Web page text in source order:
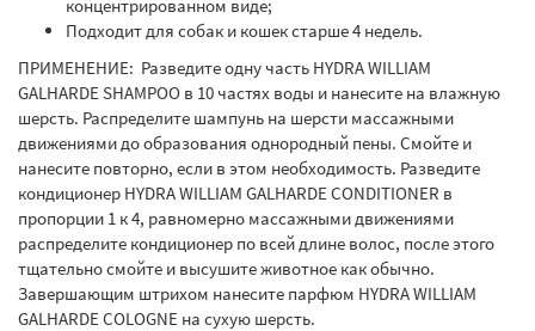
концентрированном виде;
Подходит для собак и кошек старше 4 недель.
ПРИМЕНЕНИЕ: Разведите одну часть HYDRA WILLIAM
GALHARDE SHAMPOO в 10 частях воды и нанесите на влажную
шерсть. Распределите шампунь на шерсти массажными
движениями до образования однородный пены. Смойте и
нанесите повторно, если в этом необходимость. Разведите
кондиционер HYDRA WILLIAM GALHARDE CONDITIONER в
пропорции 1 к 4, равномерно массажными движениями
распределите кондиционер по всей длине волос, после этого
тщательно смойте и высушите животное как обычно.
Завершающим штрихом нанесите парфюм HYDRA WILLIAM
GALHARDE COLOGNE на сухую шерсть.